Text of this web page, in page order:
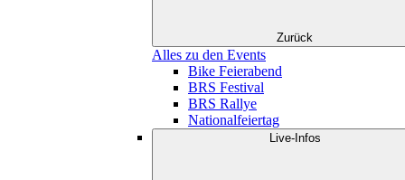
Zurück
Alles zu den Events
Bike Feierabend
BRS Festival
BRS Rallye
Nationalfeiertag
Live-Infos